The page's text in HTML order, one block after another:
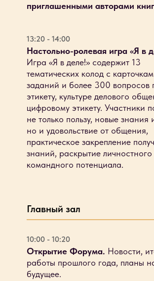
13:20 - 14:00
Настольно-ролевая игра «Я в
Игра «Я в деле!» содержит 13
тематических колод с
заданий и более 300 вопросов
этикету, культуре делового
цифровому этикету. Участники
не только пользу, новые знания
но и удовольствие от общения,
практическое закрепление
знаний, раскрытие личностного
командного потенциала.
приглашенными авторами
Главный зал
10:00 - 10:20
Открытие Форума. Новости,
работы прошлого года, планы
будущее.